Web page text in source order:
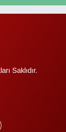
Saklıdır.